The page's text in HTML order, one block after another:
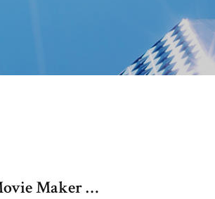
Maker …